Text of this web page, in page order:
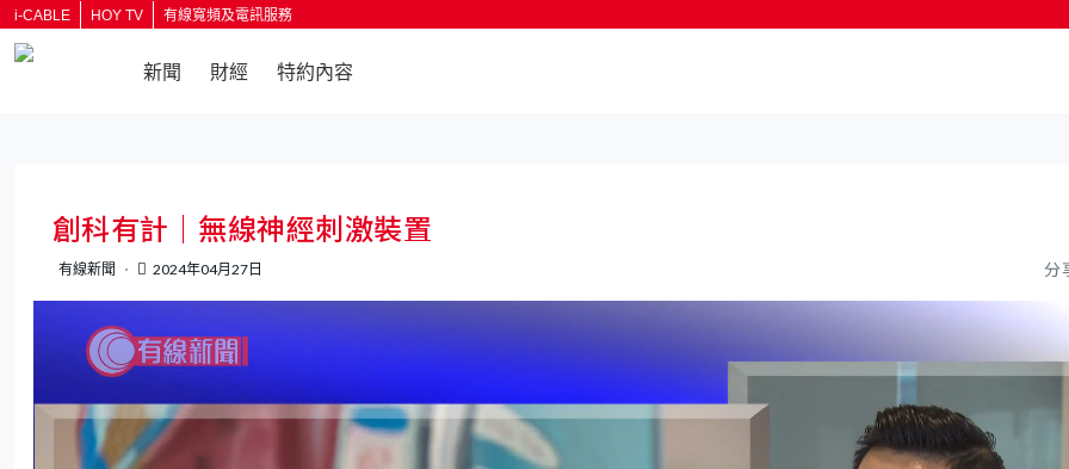
i-CABLE HOY TV 有線寬頻及電訊服務
新聞 財經 特約內容
創科有計｜無線神經刺激裝置
有線新聞 2024年04月27日 分